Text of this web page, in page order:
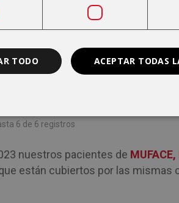
6 de 6 registros
nuestros pacientes de
están cubiertos por las
ACEPTAR TODAS
TODO